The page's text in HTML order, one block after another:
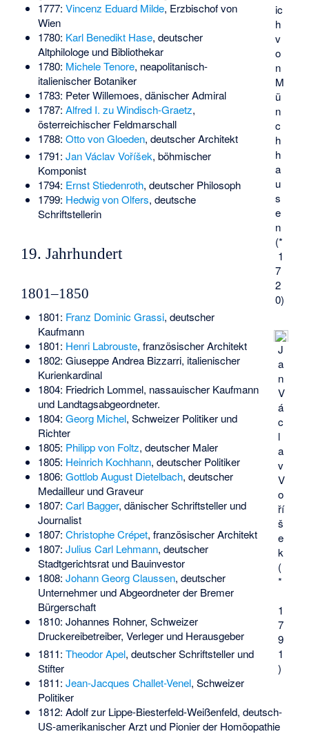
ic
h
v
o
n
M
ü
n
c
h
h
a
u
s
e
n
(*
1
7
2
0)
1777: Vincenz Eduard Milde, Erzbischof von
Wien
1780: Karl Benedikt Hase, deutscher
Altphilologe und Bibliothekar
1780: Michele Tenore, neapolitanisch-
italienischer Botaniker
1783: Peter Willemoes, dänischer Admiral
1787: Alfred I. zu Windisch-Graetz,
österreichischer Feldmarschall
1788: Otto von Gloeden, deutscher Architekt
J
a
n
V
á
c
l
a
v
V
o
ří
š
e
k
(
*
1
7
9
1
)
1791: Jan Václav Voříšek, böhmischer
Komponist
1794: Ernst Stiedenroth, deutscher Philosoph
1799: Hedwig von Olfers, deutsche
Schriftstellerin
19. Jahrhundert
1801–1850
1801: Franz Dominic Grassi, deutscher
Kaufmann
1801: Henri Labrouste, französischer Architekt
1802: Giuseppe Andrea Bizzarri, italienischer
Kurienkardinal
1804: Friedrich Lommel, nassauischer Kaufmann
und Landtagsabgeordneter.
1804: Georg Michel, Schweizer Politiker und
Richter
1805: Philipp von Foltz, deutscher Maler
1805: Heinrich Kochhann, deutscher Politiker
1806: Gottlob August Dietelbach, deutscher
Medailleur und Graveur
1807: Carl Bagger, dänischer Schriftsteller und
Journalist
1807: Christophe Crépet, französischer Architekt
1807: Julius Carl Lehmann, deutscher
Stadtgerichtsrat und Bauinvestor
1808: Johann Georg Claussen, deutscher
Unternehmer und Abgeordneter der Bremer
Bürgerschaft
1810: Johannes Rohner, Schweizer
Druckereibetreiber, Verleger und Herausgeber
1811: Theodor Apel, deutscher Schriftsteller und
Stifter
1811: Jean-Jacques Challet-Venel, Schweizer
Politiker
1812: Adolf zur Lippe-Biesterfeld-Weißenfeld, deutsch-
US-amerikanischer Arzt und Pionier der Homöopathie